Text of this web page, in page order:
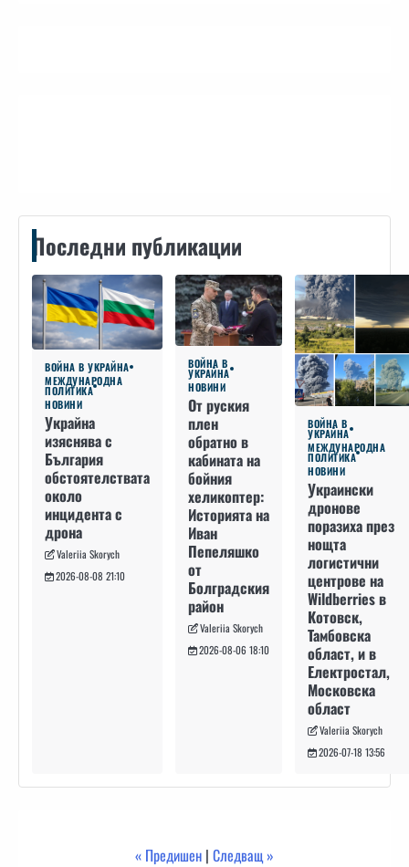
Последни публикации
ВОЙНА В УКРАЙНА
МЕЖДУНАРОДНА
ПОЛИТИКА
НОВИНИ
Украйна
изяснява с
България
обстоятелствата
около
инцидента с
дрона
Valeriia Skorych
2026-08-08 21:10
ВОЙНА В
УКРАЙНА
НОВИНИ
От руския
плен
обратно в
кабината на
бойния
хеликоптер:
Историята на
Иван
Пепеляшко
от
Болградския
район
Valeriia Skorych
2026-08-06 18:10
ВОЙНА В
УКРАЙНА
МЕЖДУНАРОДНА
ПОЛИТИКА
НОВИНИ
Украински
дронове
поразиха през
нощта
логистични
центрове на
Wildberries в
Котовск,
Тамбовска
област, и в
Електростал,
Московска
област
Valeriia Skorych
2026-07-18 13:56
« Предишен | Следващ »